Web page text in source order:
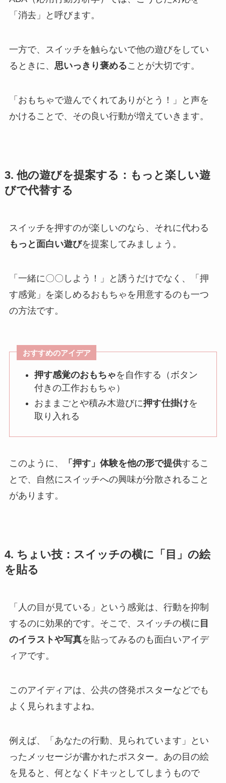
「消去」と呼びます。
一方で、スイッチを触らないで他の遊びをしてい
るときに、 思いっきり褒めることが大切です。
「おもちゃで遊んでくれてありがとう！」と声を
かけることで、その良い行動が増えていきます。
3. 他の遊びを提案する：もっと楽しい遊
びで代替する
スイッチを押すのが楽しいのなら、それに代わる
もっと面白い遊びを提案してみましょう。
「一緒に〇〇しよう！」と誘うだけでなく、「押
す感覚」を楽しめるおもちゃを用意するのも一つ
の方法です。
おすすめのアイデア
押す感覚のおもちゃを自作する（ボタン
付きの工作おもちゃ）
おままごとや積み木遊びに押す仕掛けを
取り入れる
このように、 「押す」体験を他の形で提供するこ
とで、自然にスイッチへの興味が分散されること
があります。
4. ちょい技：スイッチの横に「目」の絵
を貼る
「人の目が見ている」という感覚は、行動を抑制
するのに効果的です。そこで、スイッチの横に 目
のイラストや写真を貼ってみるのも面白いアイデ
ィアです。
このアイディアは、公共の啓発ポスターなどでも
よく見られますよね。
例えば、「あなたの行動、見られています」とい
ったメッセージが書かれたポスター。あの目の絵
を見ると、何となくドキッとしてしまうもので